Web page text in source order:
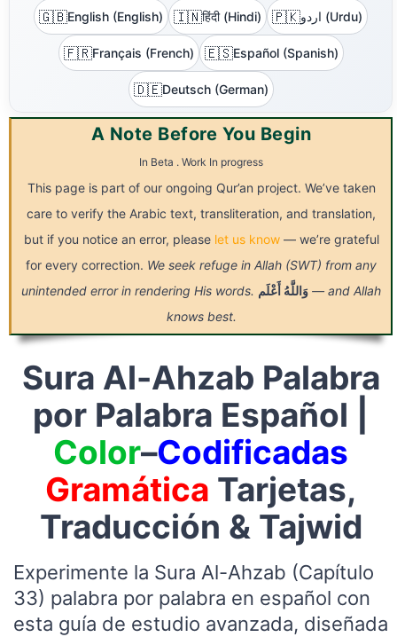
🇬🇧English (English) 🇮🇳हिंदी (Hindi) 🇵🇰 اردو (Urdu)
🇫🇷Français (French) 🇪🇸Español (Spanish)
🇩🇪Deutsch (German)
A Note Before You Begin
In Beta . Work In progress
This page is part of our ongoing Qur’an project. We’ve taken
care to verify the Arabic text, transliteration, and translation,
but if you notice an error, please let us know— we’re grateful
for every correction. We seek refuge in Allah (SWT) from any
unintended error in rendering His words.
وَاللَّهُ أَعْلَم
— and Allah
knows best.
Sura Al-Ahzab Palabra
por Palabra Español |
Color–Codificadas
Gramática Tarjetas,
Traducción & Tajwid
Experimente la Sura Al-Ahzab (Capítulo
33) palabra por palabra en español con
esta guía de estudio avanzada, diseñada